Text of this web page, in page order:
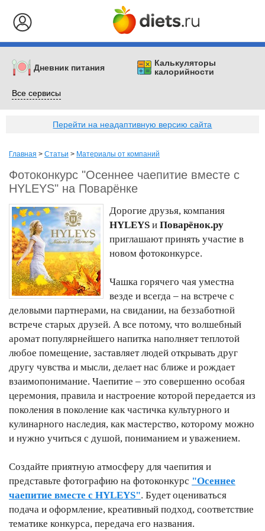
Дневник питания
Калькуляторы
калорийности
Все сервисы
Перейти на неадаптивную версию сайта
Главная > Статьи > Материалы от компаний
Фотоконкурс "Осеннее чаепитие вместе с
HYLEYS" на Поварёнке
Дорогие друзья, компания
HYLEYS и Поварёнок.ру
приглашают принять участие в
новом фотоконкурсе.
Чашка горячего чая уместна
везде и всегда – на встрече с
деловыми партнерами, на свидании, на беззаботной
встрече старых друзей. А все потому, что волшебный
аромат популярнейшего напитка наполняет теплотой
любое помещение, заставляет людей открывать друг
другу чувства и мысли, делает нас ближе и рождает
взаимопонимание. Чаепитие – это совершенно особая
церемония, правила и настроение которой передается из
поколения в поколение как частичка культурного и
кулинарного наследия, как мастерство, которому можно
и нужно учиться с душой, пониманием и уважением.
Создайте приятную атмосферу для чаепития и
представьте фотографию на фотоконкурс "Осеннее
чаепитие вместе с HYLEYS". Будет оцениваться
подача и оформление, креативный подход, соответствие
тематике конкурса, передача его названия.